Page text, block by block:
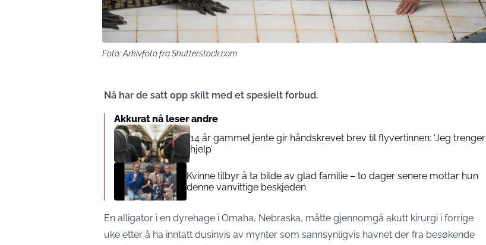
Foto: Arkivfoto fra Shutterstock.com
Nå har de satt opp skilt med et spesielt forbud.
Akkurat nå leser andre
14 år gammel jente gir håndskrevet brev til flyvertinnen: ‘Jeg trenger
hjelp’
Kvinne tilbyr å ta bilde av glad familie – to dager senere mottar hun
denne vanvittige beskjeden
En alligator i en dyrehage i Omaha, Nebraska, måtte gjennomgå akutt kirurgi i forrige
uke etter å ha inntatt dusinvis av mynter som sannsynligvis havnet der fra besøkende